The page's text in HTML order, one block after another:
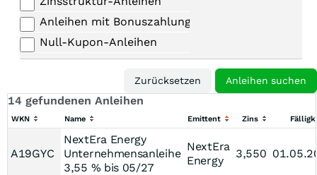
Anleihen mit Bonuszahlungen
Null-Kupon-Anleihen
14 gefundenen Anleihen
WKN Name Emittent Zins
A19GYC
NextEra Energy
Unternehmensanleihe
3,55 % bis 05/27
NextEra
Energy
3,550